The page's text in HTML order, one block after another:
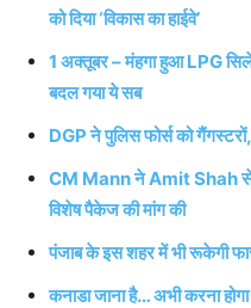
को दिया ‘विकास का हाईवे’
1 अक्तूबर – मंहगा हुआ LPG
बदल गया ये सब
DGP ने पुलिस फोर्स को
CM Mann ने Amit Shah से
विशेष पैकेज की मांग की
पंजाब के इस शहर में भी रूकेगी
कनाडा जाना है… अभी करना